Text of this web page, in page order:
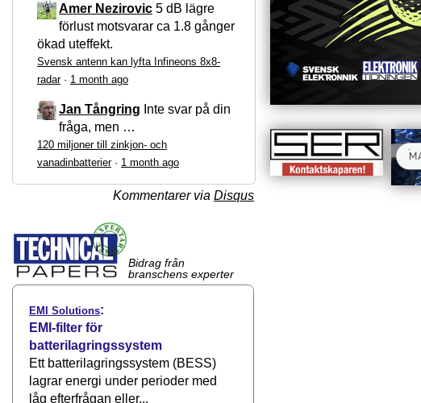
Amer Nezirovic 5 dB lägre
förlust motsvarar ca 1.8 gånger
ökad uteffekt.
Svensk antenn kan lyfta Infineons 8x8-
radar· 1 month ago
Jan Tångring Inte svar på din
fråga, men …
120 miljoner till zinkjon- och
vanadinbatterier· 1 month ago
Kommentarer via Disqus
Bidrag från
branschens experter
EMI Solutions:
EMI-filter för
batterilagringssystem
Ett batterilagringssystem (BESS)
lagrar energi under perioder med
låg efterfrågan eller...